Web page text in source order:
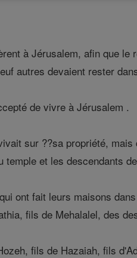
à Jérusalem, afin que
autres devaient rester
de vivre à Jérusalem .
sur ??sa propriété,
et les descendants
ont fait leurs maisons
fils de Mehalalel, des
fils de Hazaiah, fils